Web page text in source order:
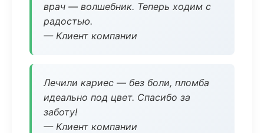
врач — волшебник. Теперь ходим с
радостью.
— Клиент компании
Лечили кариес — без боли, пломба
идеально под цвет. Спасибо за
заботу!
— Клиент компании